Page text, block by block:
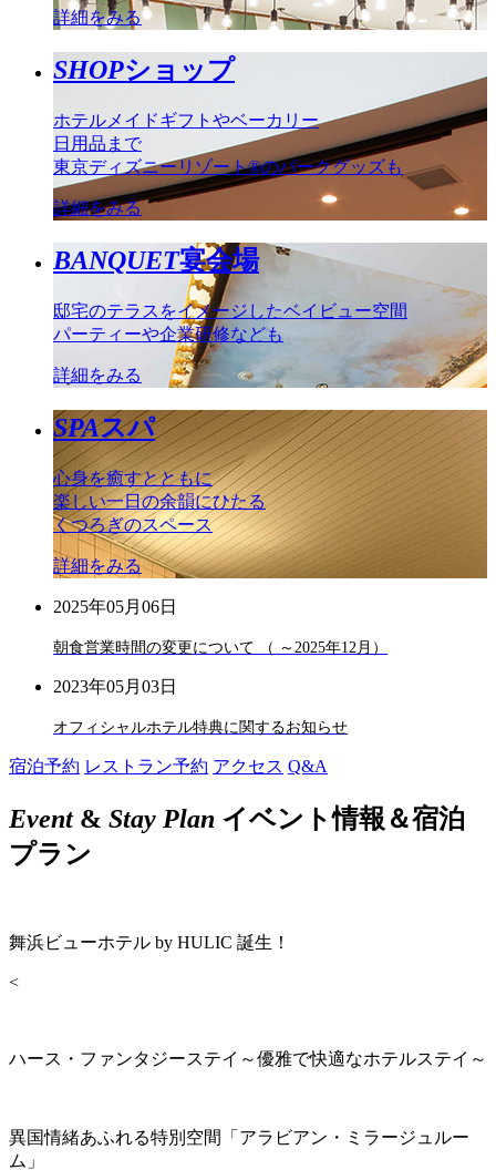
詳細をみる
SHOPショップ
ホテルメイドギフトやベーカリー
日用品まで
東京ディズニーリゾート®のパークグッズも
詳細をみる
BANQUET宴会場
邸宅のテラスをイメージしたベイビュー空間
パーティーや企業研修なども
詳細をみる
SPAスパ
心身を癒すとともに
楽しい一日の余韻にひたる
くつろぎのスペース
詳細をみる
2025年05月06日
朝食営業時間の変更について （ ～2025年12月）
2023年05月03日
オフィシャルホテル特典に関するお知らせ
宿泊予約 レストラン予約 アクセス Q&A
Event& Stay Plan イベント情報＆宿泊
プラン
舞浜ビューホテル by HULIC 誕生！
<
ハース・ファンタジーステイ～優雅で快適なホテルステイ～
異国情緒あふれる特別空間「アラビアン・ミラージュルー
ム」